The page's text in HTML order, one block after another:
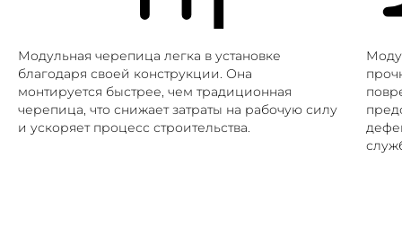
Модульная черепица легка в установке
благодаря своей конструкции. Она
монтируется быстрее, чем традиционная
черепица, что снижает затраты на рабочую силу
и ускоряет процесс строительства.